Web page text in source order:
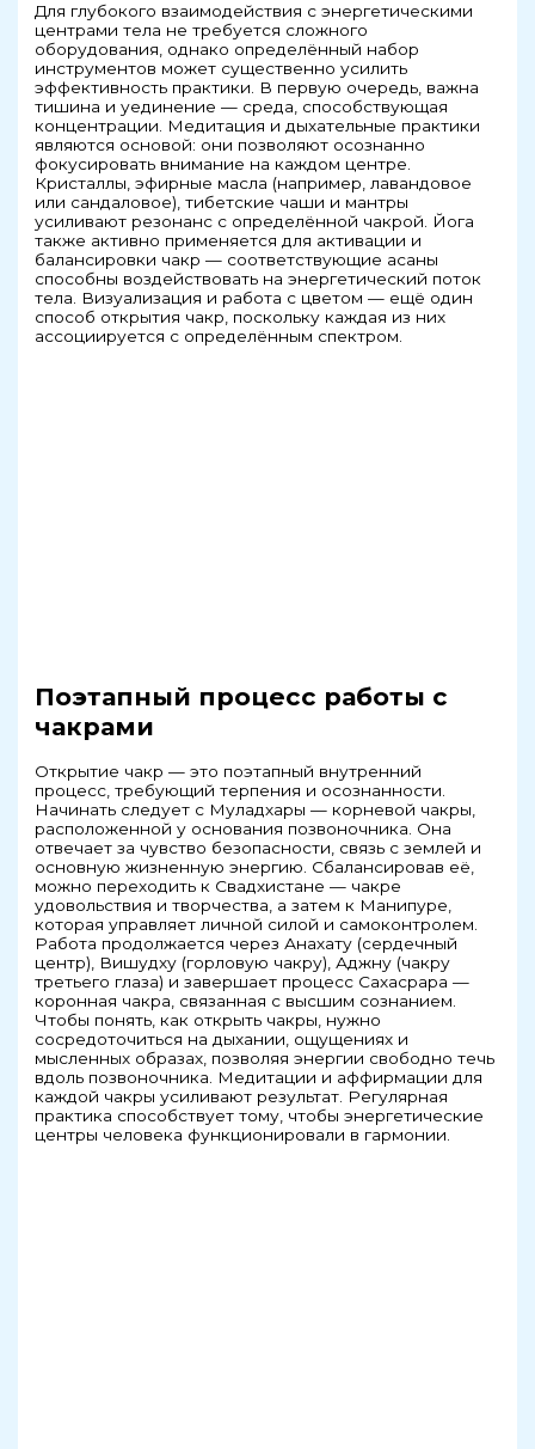
Для глубокого взаимодействия с энергетическими
центрами тела не требуется сложного
оборудования, однако определённый набор
инструментов может существенно усилить
эффективность практики. В первую очередь, важна
тишина и уединение — среда, способствующая
концентрации. Медитация и дыхательные практики
являются основой: они позволяют осознанно
фокусировать внимание на каждом центре.
Кристаллы, эфирные масла (например, лавандовое
или сандаловое), тибетские чаши и мантры
усиливают резонанс с определённой чакрой. Йога
также активно применяется для активации и
балансировки чакр — соответствующие асаны
способны воздействовать на энергетический поток
тела. Визуализация и работа с цветом — ещё один
способ открытия чакр, поскольку каждая из них
ассоциируется с определённым спектром.
Поэтапный процесс работы с
чакрами
Открытие чакр — это поэтапный внутренний
процесс, требующий терпения и осознанности.
Начинать следует с Муладхары — корневой чакры,
расположенной у основания позвоночника. Она
отвечает за чувство безопасности, связь с землей и
основную жизненную энергию. Сбалансировав её,
можно переходить к Свадхистане — чакре
удовольствия и творчества, а затем к Манипуре,
которая управляет личной силой и самоконтролем.
Работа продолжается через Анахату (сердечный
центр), Вишудху (горловую чакру), Аджну (чакру
третьего глаза) и завершает процесс Сахасрара —
коронная чакра, связанная с высшим сознанием.
Чтобы понять, как открыть чакры, нужно
сосредоточиться на дыхании, ощущениях и
мысленных образах, позволяя энергии свободно течь
вдоль позвоночника. Медитации и аффирмации для
каждой чакры усиливают результат. Регулярная
практика способствует тому, чтобы энергетические
центры человека функционировали в гармонии.